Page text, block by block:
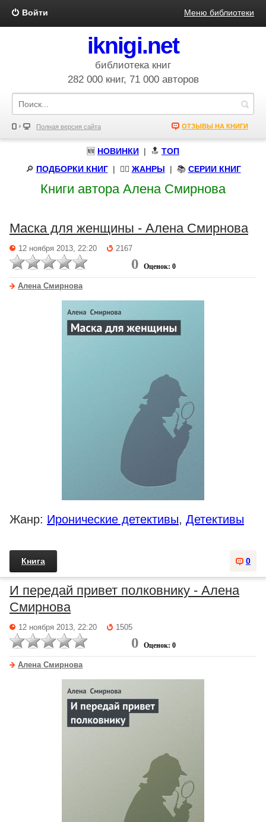
Войти Меню библиотеки
iknigi.net
библиотека книг
282 000 книг, 71 000 авторов
Полная версия сайта ОТЗЫВЫ НА КНИГИ
🆕 НОВИНКИ | 🔝 ТОП
🔎 ПОДБОРКИ КНИГ| 🧝‍♀️ ЖАНРЫ | 📚 СЕРИИ КНИГ
Книги автора Алена Смирнова
Маска для женщины - Алена Смирнова
12 ноября 2013, 22:20 2167
0 Оценок: 0
Алена Смирнова
Жанр: Иронические детективы, Детективы
0
Книга
И передай привет полковнику - Алена
Смирнова
12 ноября 2013, 22:20 1505
0 Оценок: 0
Алена Смирнова